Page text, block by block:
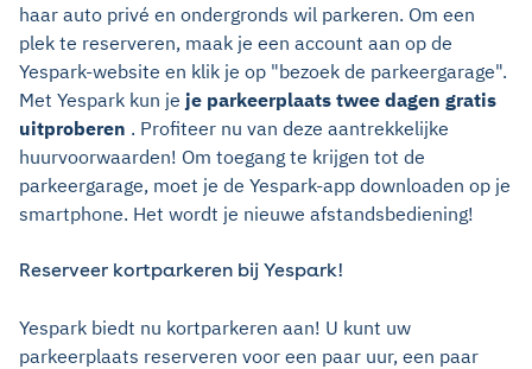
haar auto privé en ondergronds wil parkeren. Om een
plek te reserveren, maak je een account aan op de
Yespark-website en klik je op "bezoek de parkeergarage".
Met Yespark kun je je parkeerplaats twee dagen gratis
uitproberen . Profiteer nu van deze aantrekkelijke
huurvoorwaarden! Om toegang te krijgen tot de
parkeergarage, moet je de Yespark-app downloaden op je
smartphone. Het wordt je nieuwe afstandsbediening!
Reserveer kortparkeren bij Yespark!
Yespark biedt nu kortparkeren aan! U kunt uw
parkeerplaats reserveren voor een paar uur, een paar